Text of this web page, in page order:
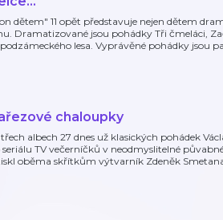
dětem" 11 opět představuje nejen dětem
Dramatizované jsou pohádky Tři čmeláci,
lesa. Vyprávěné pohádky jsou
chaloupky
albech 27 dnes už klasických pohádek
TV večerníčků v neodmyslitelné
oběma skřítkům výtvarník Zdeněk